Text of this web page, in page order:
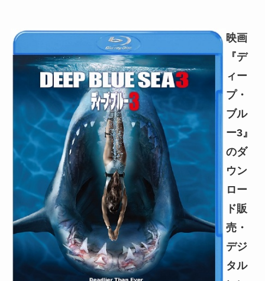
映画
『デ
ィー
プ・
ブル
ー3』
のダ
ウン
ロー
ド販
売・
デジ
タル